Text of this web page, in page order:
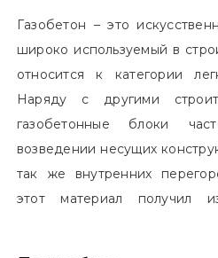
Газобетон – это
широко используемый в
относится к категории
Наряду с другими
газобетонные блоки часто используются при
возведении несущих
так же внутренних
этот материал получил